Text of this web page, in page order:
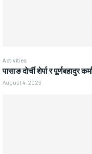
Activities
पासाङ दोर्ची शेर्पा र पूर्णबहादुर
August 4, 2026